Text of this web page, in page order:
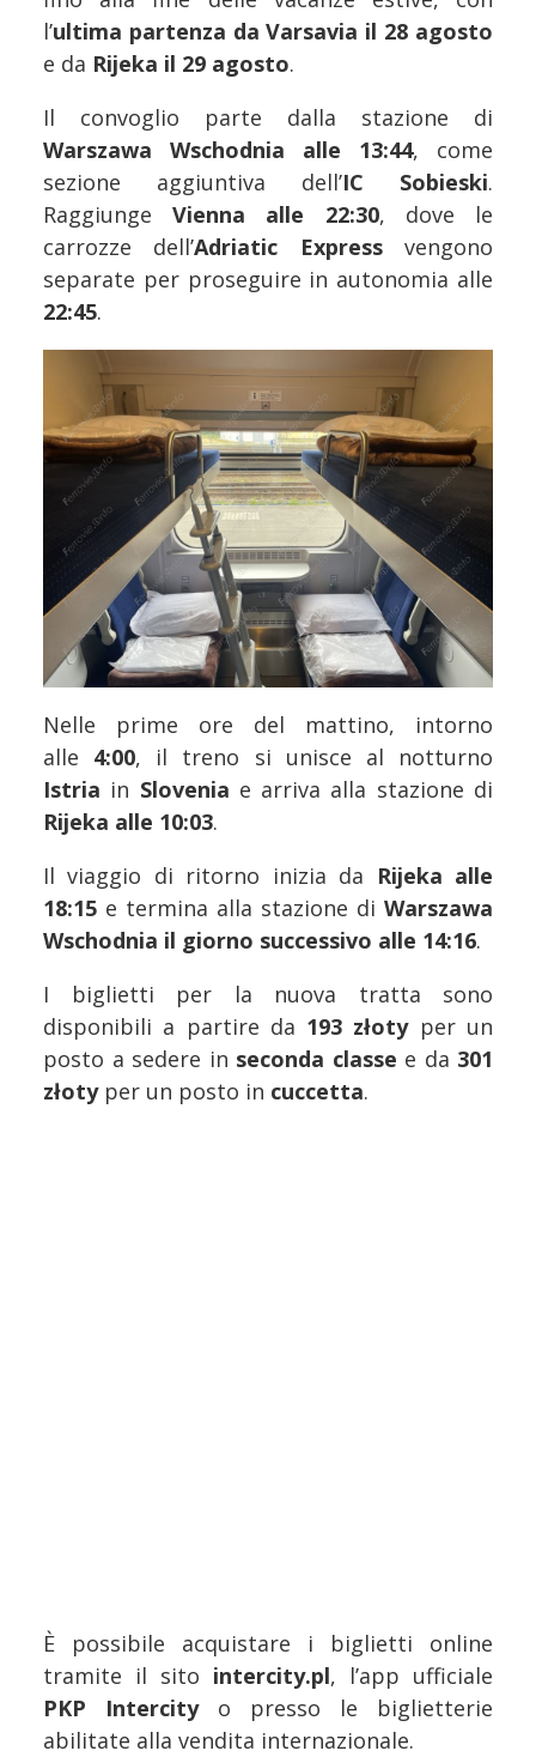
l’ultima partenza da Varsavia il 28 agosto
e da Rijeka il 29 agosto.
Il convoglio parte dalla stazione di
Warszawa Wschodnia alle 13:44, come
sezione aggiuntiva dell’IC Sobieski.
RaggiungeVienna alle 22:30, dove le
carrozze dell’Adriatic Expressvengono
separate per proseguire in autonomia alle
22:45.
Nelle prime ore del mattino, intorno
alle 4:00, il treno si unisce al notturno
Istria in Slovenia e arriva alla stazione di
Rijeka alle 10:03.
Il viaggio di ritorno inizia da Rijeka alle
18:15 e termina alla stazione di Warszawa
Wschodnia il giorno successivo alle 14:16.
I biglietti per la nuova tratta sono
disponibili a partire da 193 złotyper un
posto a sedere in seconda classe e da 301
złotyper un posto in cuccetta.
È possibile acquistare i biglietti online
tramite il sito intercity.pl, l’app ufficiale
PKP Intercityo presso le biglietterie
abilitate alla vendita internazionale.